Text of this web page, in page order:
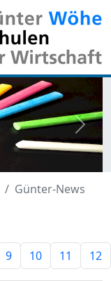
Günter-News
9 10 11 12